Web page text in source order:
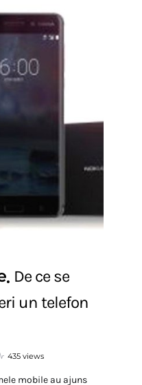
De ce se
un telefon
435 views
mobile au ajuns